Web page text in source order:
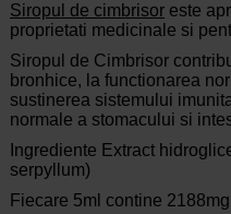
Siropul de cimbrisoreste
proprietati medicinale si
Siropul de Cimbrisor
bronhice, la functionarea
sustinerea sistemului
normale a stomacului si
Ingrediente Extract
serpyllum)
Fiecare 5ml contine 2188mg